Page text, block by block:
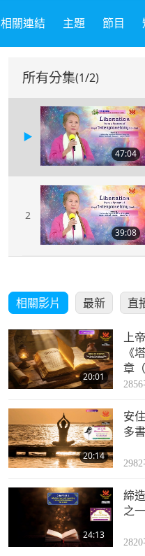
相關連結 主題 節目
所有分集(1/2)
47:04
2
39:08
相關影片 最新 直
20:01
上
《
章
2856
20:14
安
多
2982
24:13
締
之一
2820